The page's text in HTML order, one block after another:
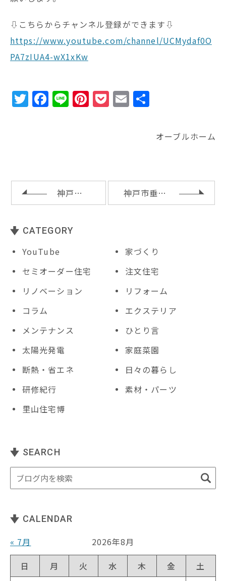
⇩こちらからチャンネル登録ができます⇩
https://www.youtube.com/channel/UCMydaf0O
PA7zIUA4-wX1xKw
T F
o
o
k
Li Pi
st
P
t
E
オーブルホーム
神戸市垂水区Ｔ様邸リノベーション工事の完了 神戸市垂水区Ｔ様邸リノベーション工事の完成内覧会とお引渡し
CATEGORY
YouTube
家づくり
セミオーダー住宅
注文住宅
リノベーション
リフォーム
コラム
エクステリア
メンテナンス
ひとり言
太陽光発電
家庭菜園
断熱・省エネ
日々の暮らし
研修紀行
素材・パーツ
里山住宅博
SEARCH
CALENDAR
« 7月
2026年8月
日
月 火 水 木 金
土